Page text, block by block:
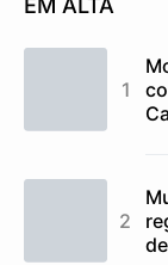
EM ALTA